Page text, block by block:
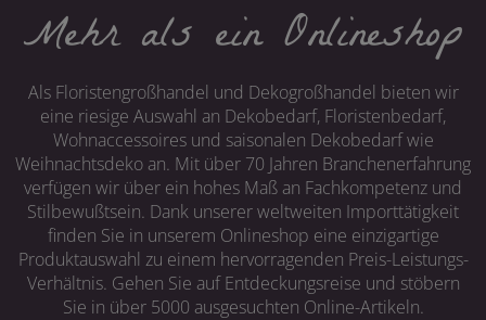
Mehr als ein Onlineshop
Als Floristengroßhandel und Dekogroßhandel bieten wir
eine riesige Auswahl an Dekobedarf, Floristenbedarf,
Wohnaccessoires und saisonalen Dekobedarf wie
Weihnachtsdeko an. Mit über 70 Jahren Branchenerfahrung
verfügen wir über ein hohes Maß an Fachkompetenz und
Stilbewußtsein. Dank unserer weltweiten Importtätigkeit
finden Sie in unserem Onlineshop eine einzigartige
Produktauswahl zu einem hervorragenden Preis-Leistungs-
Verhältnis. Gehen Sie auf Entdeckungsreise und stöbern
Sie in über 5000 ausgesuchten Online-Artikeln.